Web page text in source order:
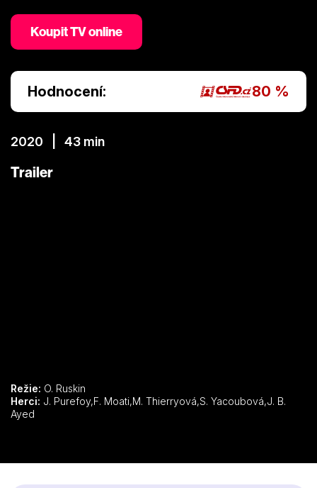
Koupit TV online
Hodnocení: 80 %
2020 | 43 min
Trailer
Režie: O. Ruskin
Herci:
Ayed